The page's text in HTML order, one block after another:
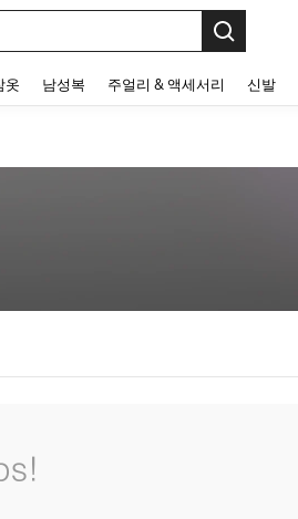
옷 남성복 주얼리 & 액세서리 신발